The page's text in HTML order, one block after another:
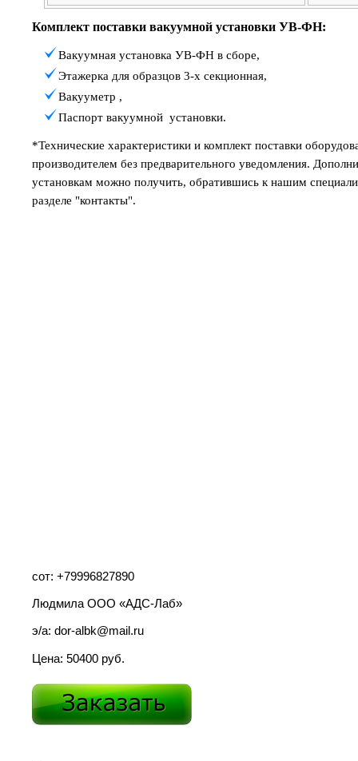
Комплект поставки вакуумной установки УВ-ФН:
Вакуумная установка УВ-ФН в сборе,
Этажерка для образцов 3-х секционная,
Вакууметр ,
Паспорт вакуумной установки.
*Технические характеристики и комплект поставки
производителем без предварительного уведомления.
установкам можно получить, обратившись к нашим
разделе "контакты".
сот: +79996827890
Людмила ООО «АДС-Лаб»
э/а: dor-albk@mail.ru
Цена: 50400 руб.